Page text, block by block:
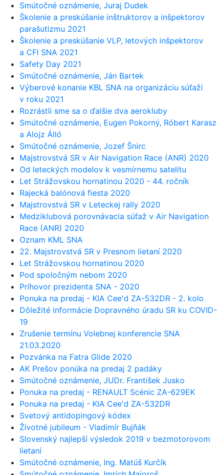
Smútočné oznámenie, Juraj Dudek
Školenie a preskúšanie inštruktorov a inšpektorov
parašutizmu 2021
Školenie a preskúšanie VLP, letových inšpektorov
a CFI SNA 2021
Safety Day 2021
Smútočné oznámenie, Ján Bartek
Výberové konanie KBL SNA na organizáciu súťaží
v roku 2021
Rozrástli sme sa o ďalšie dva aerokluby
Smútočné oznámenie, Eugen Pokorný, Róbert Karasz
a Alojz Álló
Smútočné oznámenie, Jozef Šnirc
Majstrovstvá SR v Air Navigation Race (ANR) 2020
Od leteckých modelov k vesmírnemu satelitu
Let Strážovskou hornatinou 2020 - 44. ročník
Rajecká balónová fiesta 2020
Majstrovstvá SR v Leteckej rally 2020
Medziklubová porovnávacia súťaž v Air Navigation
Race (ANR) 2020
Oznam KML SNA
22. Majstrovstvá SR v Presnom lietaní 2020
Let Strážovskou hornatinou 2020
Pod spoločným nebom 2020
Príhovor prezidenta SNA - 2020
Ponuka na predaj - KIA Cee'd ZA-532DR - 2. kolo
Dôležité informácie Dopravného úradu SR ku COVID-
19
Zrušenie termínu Volebnej konferencie SNA
21.03.2020
Pozvánka na Fatra Glide 2020
AK Prešov ponúka na predaj 2 padáky
Smútočné oznámenie, JUDr. František Jusko
Ponuka na predaj - RENAULT Scénic ZA-629EK
Ponuka na predaj - KIA Cee'd ZA-532DR
Svetový antidopingový kódex
Životné jubileum - Vladimír Bujňák
Slovenský najlepší výsledok 2019 v bezmotorovom
lietaní
Smútočné oznámenie, Ing. Matúš Kurčík